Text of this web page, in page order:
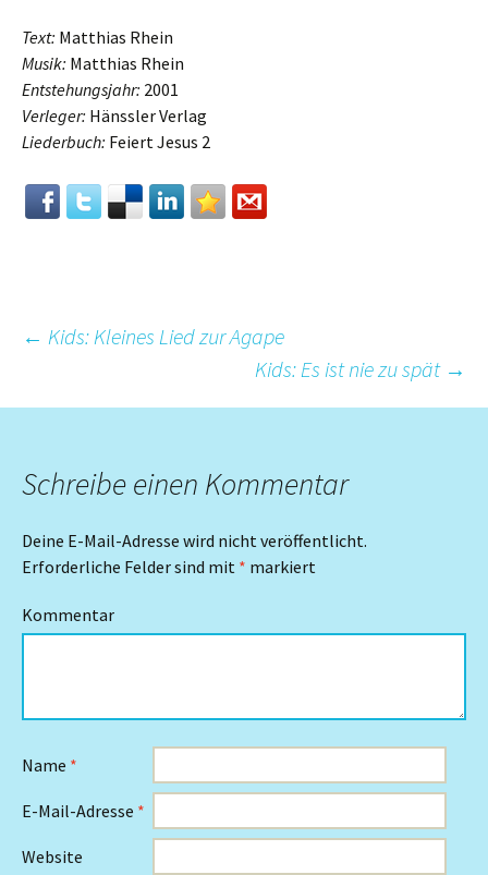
Text: Matthias Rhein
Musik: Matthias Rhein
Entstehungsjahr: 2001
Verleger: Hänssler Verlag
Liederbuch: Feiert Jesus 2
Beitrags-
Navigation
← Kids: Kleines Lied zur Agape
Kids: Es ist nie zu spät →
Schreibe einen Kommentar
Deine E-Mail-Adresse wird nicht veröffentlicht.
Erforderliche Felder sind mit * markiert
Kommentar
Name *
E-Mail-Adresse *
Website